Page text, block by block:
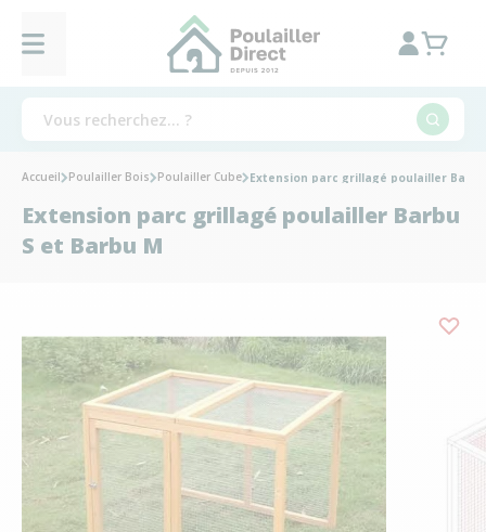
Accueil Poulailler Bois Poulailler Cube Extension parc grillagé poulailler
Extension parc grillagé poulailler Barbu
S et Barbu M